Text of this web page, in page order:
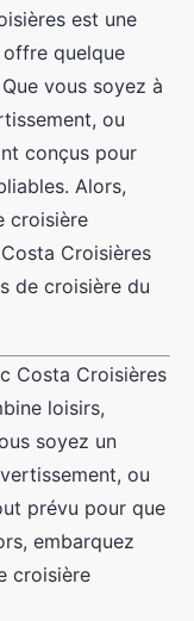
est une
quelque
vous soyez à
ou
conçus pour
Alors,
croisière
Croisières
de croisière du
Costa Croisières
loisirs,
soyez un
ou
prévu pour que
embarquez
croisière